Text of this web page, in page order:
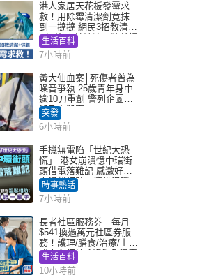
港人家居天花板發霉求
救！用除霉清潔劑竟抹
到一撻撻 網民3招教清潔
+保養 本地油漆品牌曾提
醒勿用1物防變色
生活百科
7小時前
黃大仙血案│死傷者曾為
噪音爭執 25歲青年身中
逾10刀重創 警列企圖謀
殺及自殺案
突發
6小時前
手機無電陷「世紀大恐
慌」 港女崩潰憶中環街
頭借電落難記 感激好心
人溫馨相助：這份溫暖
記一輩子｜Juicy叮
時事熱話
7小時前
長者社區服務券｜每月
$541換過萬元社區券服
務！護理/膳食/治療/上門
或中心任揀 1條件免資產
審查（附申請資格及教
學）
生活百科
10小時前